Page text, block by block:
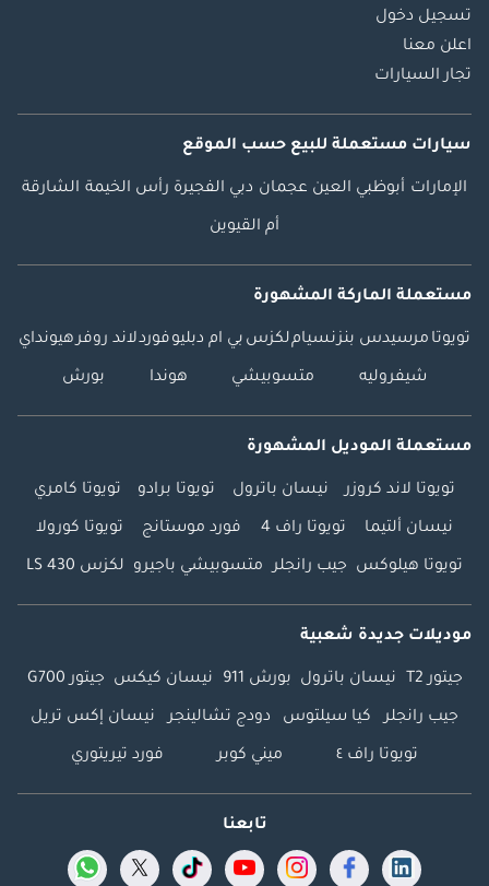
تسجيل دخول
اعلن معنا
تجار السيارات
سيارات مستعملة للبيع حسب الموقع
الإمارات أبوظبي العين عجمان دبي الفجيرة رأس الخيمة الشارقة
أم القيوين
مستعملة الماركة المشهورة
تويوتا مرسيدس بنزنسياملكزس بي ام دبليوفوردلاند روفرهيونداي
شيفروليه متسوبيشي هوندا بورش
مستعملة الموديل المشهورة
تويوتا لاند كروزر نيسان باترول تويوتا برادو تويوتا كامري
نيسان ألتيما تويوتا راف 4 فورد موستانج تويوتا كورولا
تويوتا هيلوكس جيب رانجلر متسوبيشي باجيرو لكزس LS 430
موديلات جديدة شعبية
جيتور T2 نيسان باترول بورش 911 نيسان كيكس جيتور G700
جيب رانجلر كيا سيلتوس دودج تشالينجر نيسان إكس تريل
تويوتا راف ٤ ميني كوبر فورد تيريتوري
تابعنا